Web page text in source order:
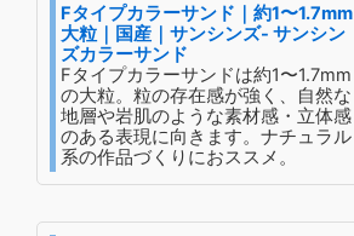
Fタイプカラーサンド｜約1〜1.7mm
大粒｜国産｜サンシンズ- サンシン
ズカラーサンド
Fタイプカラーサンドは約1〜1.7mm
の大粒。粒の存在感が強く、自然な
地層や岩肌のような素材感・立体感
のある表現に向きます。ナチュラル
系の作品づくりにおススメ。